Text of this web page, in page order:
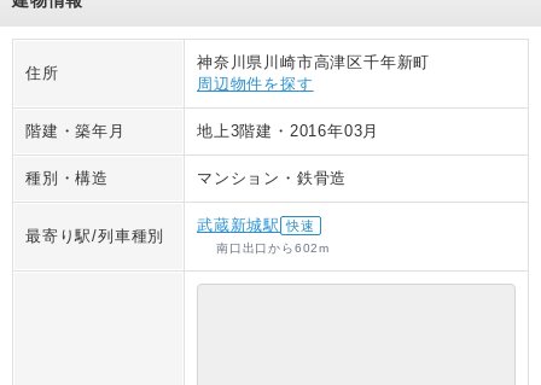
住所
神奈川県川崎市高津区千年新町
周辺物件を探す
階建・築年月 地上3階建 ・ 2016年03月
種別・構造 マンション ・ 鉄骨造
最寄り駅/列車種別
武蔵新城駅 快速
南口出口から602m